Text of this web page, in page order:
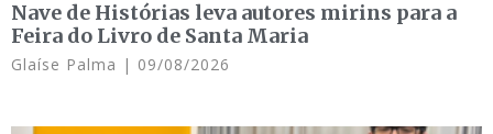
Nave de Histórias leva autores mirins para a
Feira do Livro de Santa Maria
Glaíse Palma 09/08/2026